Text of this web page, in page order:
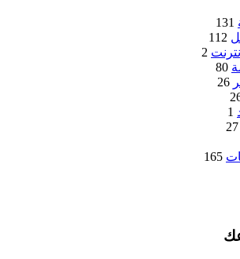
131
112
2
80
26
1
27
165